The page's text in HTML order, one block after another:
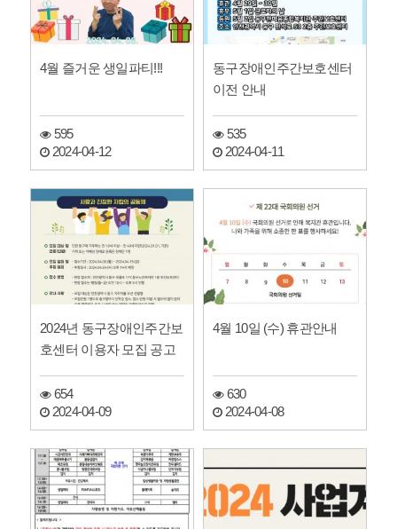
4월 즐거운 생일파티!!!
595
2024-04-12
동구장애인주간보호센터
이전 안내
535
2024-04-11
2024년 동구장애인주간보
호센터 이용자 모집 공고
654
2024-04-09
4월 10일 (수) 휴관안내
630
2024-04-08